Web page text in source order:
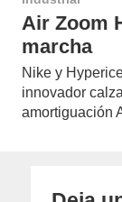
Air Zoom
marcha
Nike y
innovador
amortiguación